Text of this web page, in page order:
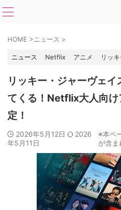
HOME >ニュース >
ニュース Netflix アニメ リッ
リッキー・ジャーヴェイ
てくる！Netflix大人向け
定！
2026年5月12日
2026
年5月11日
※本ペ
が含ま